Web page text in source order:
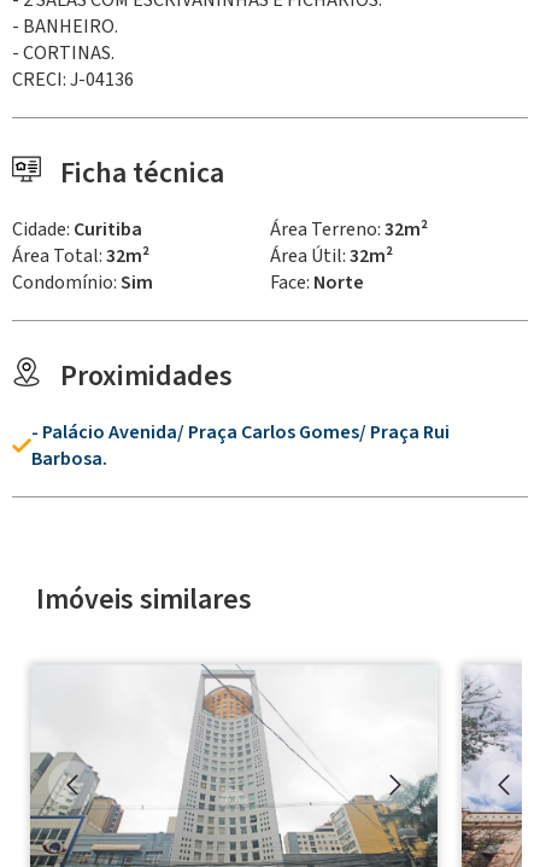
- BANHEIRO.
- CORTINAS.
CRECI: J-04136
Ficha técnica
Cidade: Curitiba Área Terreno:32m²
Área Total:32m² Área Útil:32m²
Condomínio:Sim Face: Norte
Proximidades
- Palácio Avenida/ Praça Carlos Gomes/ Praça Rui
Barbosa.
Imóveis similares